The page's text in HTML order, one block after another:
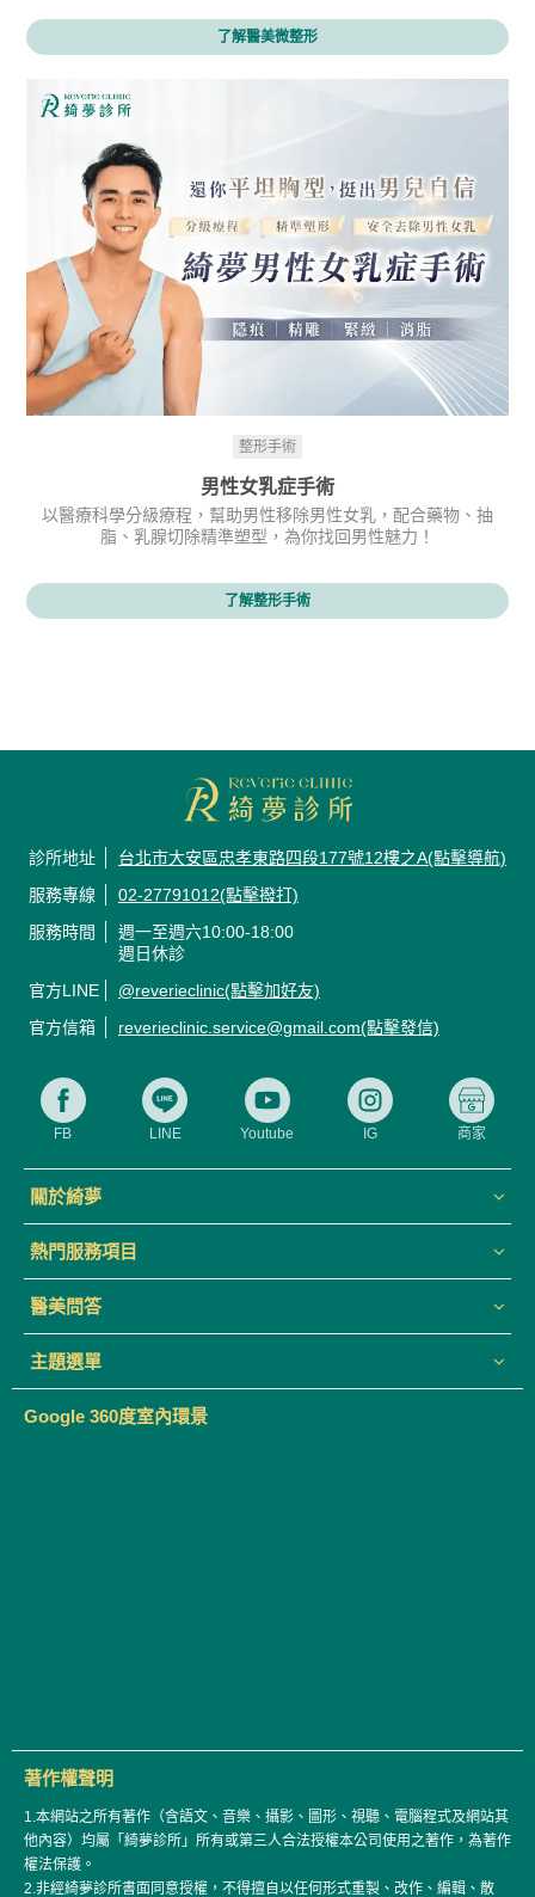
了解醫美微整形
整形手術
男性女乳症手術
以醫療科學分級療程，幫助男性移除男性女乳，配合藥物、抽
脂、乳腺切除精準塑型，為你找回男性魅力！
了解整形手術
診所地址
台北市大安區忠孝東路四段177號12樓之A(點擊導航)
服務專線
02-27791012(點擊撥打)
服務時間
週一至週六10:00-18:00
週日休診
官方LINE
@reverieclinic(點擊加好友)
官方信箱
reverieclinic.service@gmail.com(點擊發信)
FB LINE Youtube IG 商家
關於綺夢
熱門服務項目
醫美問答
主題選單
Google 360度室內環景
著作權聲明
1.本網站之所有著作（含語文、音樂、攝影、圖形、視聽、電腦程式及網站其
他內容）均屬「綺夢診所」所有或第三人合法授權本公司使用之著作，為著作
權法保護。
2.非經綺夢診所書面同意授權，不得擅自以任何形式重製、改作、編輯、散